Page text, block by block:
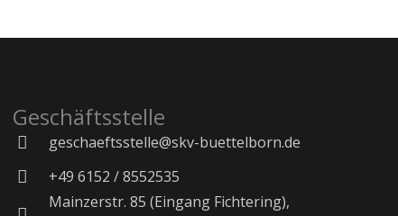
Geschäftsstelle
geschaeftsstelle@skv-buettelborn.de
+49 6152 / 8552535
Mainzerstr. 85 (Eingang Fichtering),